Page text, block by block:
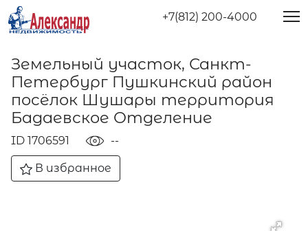
+7(812) 200-4000
Земельный участок, Санкт-
Петербург Пушкинский район
посёлок Шушары территория
Бадаевское Отделение
ID 1706591 --
В избранное